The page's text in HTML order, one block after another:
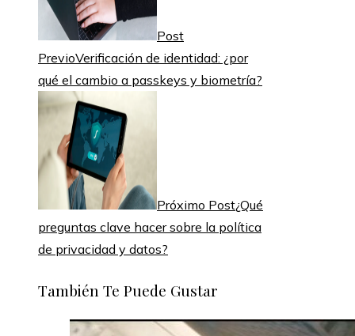
Post
PrevioVerificación de identidad: ¿por
qué el cambio a passkeys y biometría?
Próximo Post¿Qué
preguntas clave hacer sobre la política
de privacidad y datos?
También Te Puede Gustar